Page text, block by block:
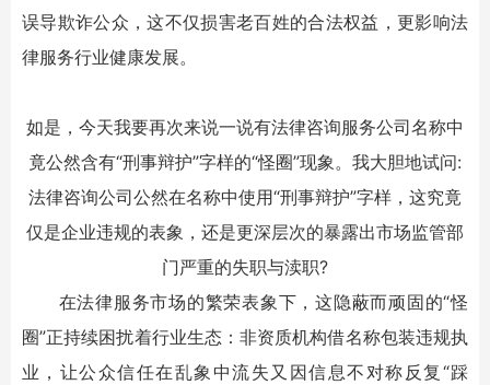
误导欺诈公众，这不仅损害老百姓的合法权益，更影响法
律服务行业健康发展。
如是，今天我要再次来说一说有法律咨询服务公司名称中
竟公然含有“刑事辩护”字样的“怪圈”现象。我大胆地试问:
法律咨询公司公然在名称中使用“刑事辩护”字样，这究竟
仅是企业违规的表象，还是更深层次的暴露出市场监管部
门严重的失职与渎职?
在法律服务市场的繁荣表象下，这隐蔽而顽固的“怪
圈”正持续困扰着行业生态：非资质机构借名称包装违规执
业，让公众信任在乱象中流失又因信息不对称反复“踩